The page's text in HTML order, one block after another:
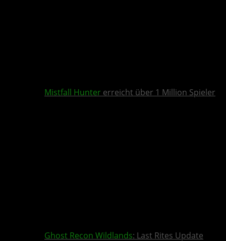
Mistfall Hunter erreicht über 1 Million Spieler
Ghost Recon Wildlands: Last Rites Update